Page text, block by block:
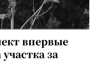
впервые
за